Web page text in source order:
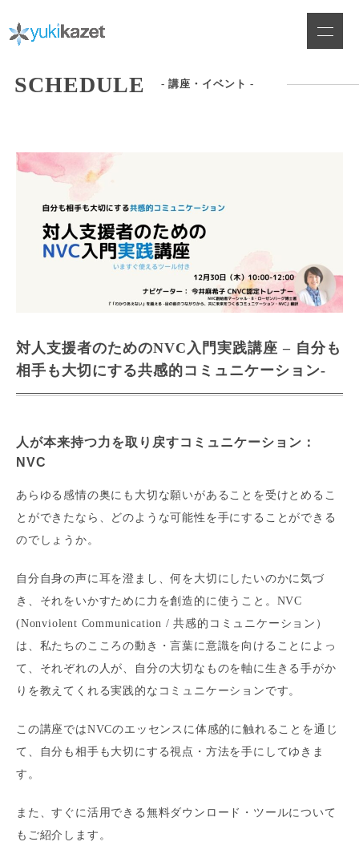
SCHEDULE - 講座・イベント -
対人支援者のためのNVC入門実践講座 – 自分も
相手も大切にする共感的コミュニケーション-
人が本来持つ力を取り戻すコミュニケーション：
NVC
あらゆる感情の奥にも大切な願いがあることを受けとめるこ
とができたなら、どのような可能性を手にすることができる
のでしょうか。
自分自身の声に耳を澄まし、何を大切にしたいのかに気づ
き、それをいかすために力を創造的に使うこと。NVC
(Nonviolent Communication / 共感的コミュニケーション）
は、私たちのこころの動き・言葉に意識を向けることによっ
て、それぞれの人が、自分の大切なものを軸に生きる手がか
りを教えてくれる実践的なコミュニケーションです。
この講座ではNVCのエッセンスに体感的に触れることを通じ
て、自分も相手も大切にする視点・方法を手にしてゆきま
す。
また、すぐに活用できる無料ダウンロード・ツールについて
もご紹介します。